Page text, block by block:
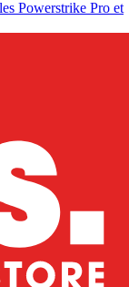
Powerstrike Pro et